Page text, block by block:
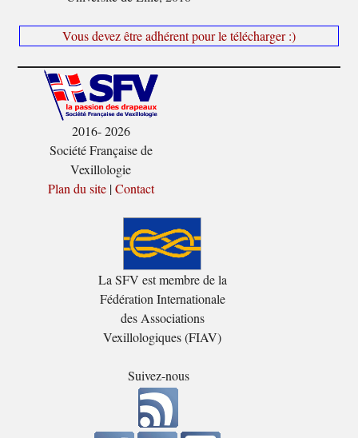
Vous devez être adhérent pour le télécharger :)
2016- 2026
Société Française de
Vexillologie
Plan du site|Contact
La SFV est membre de la
Fédération Internationale
des Associations
Vexillologiques (FIAV)
Suivez-nous